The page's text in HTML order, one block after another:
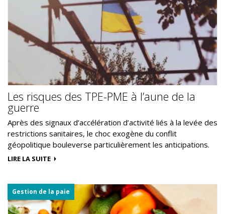
Les risques des TPE-PME à l’aune de la
guerre
Après des signaux d’accélération d’activité liés à la levée des
restrictions sanitaires, le choc exogène du conflit
géopolitique bouleverse particulièrement les anticipations.
LIRE LA SUITE
Gestion de la paie